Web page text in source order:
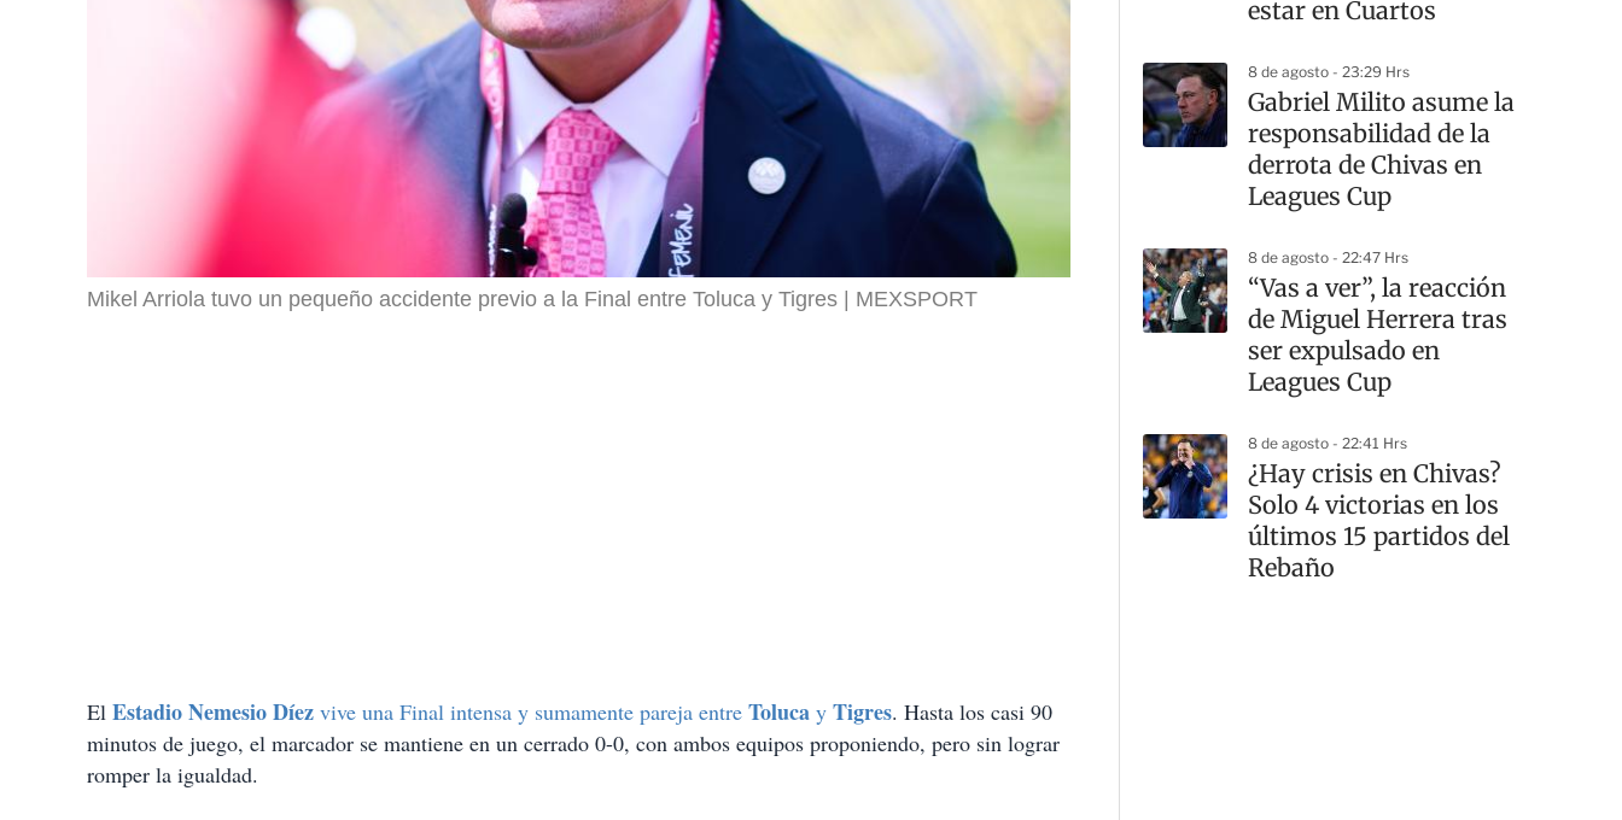
Mikel Arriola tuvo un pequeño accidente previo a la Final entre Toluca y Tigres MEXSPORT
El Estadio Nemesio Díez vive una Final intensa y sumamente pareja entre Toluca y Tigres. Hasta los casi 90
minutos de juego, el marcador se mantiene en un cerrado 0-0, con ambos equipos proponiendo, pero sin lograr
romper la igualdad.
estar en Cuartos
8 de agosto - 23:29 Hrs
Gabriel Milito asume la
responsabilidad de la
derrota de Chivas en
Leagues Cup
8 de agosto - 22:47 Hrs
“Vas a ver”, la reacción
de Miguel Herrera tras
ser expulsado en
Leagues Cup
8 de agosto - 22:41 Hrs
¿Hay crisis en Chivas?
Solo 4 victorias en los
últimos 15 partidos del
Rebaño